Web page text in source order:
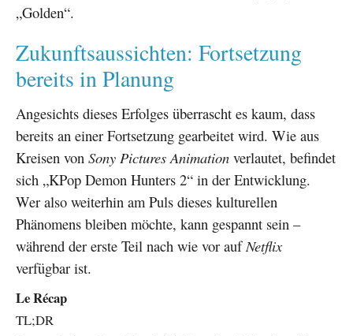
„Golden“.
Zukunftsaussichten: Fortsetzung
bereits in Planung
Angesichts dieses Erfolges überrascht es kaum, dass
bereits an einer Fortsetzung gearbeitet wird. Wie aus
Kreisen von Sony Pictures Animation verlautet, befindet
sich „KPop Demon Hunters 2“ in der Entwicklung.
Wer also weiterhin am Puls dieses kulturellen
Phänomens bleiben möchte, kann gespannt sein –
während der erste Teil nach wie vor auf Netflix
verfügbar ist.
Le Récap
TL;DR